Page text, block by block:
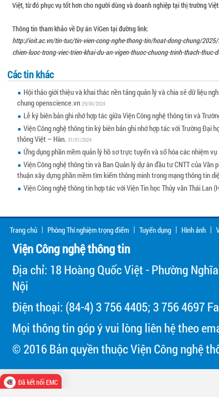
Việt, từ đó phục vụ tốt hơn cho người dùng và doanh nghiệp tại thị trường
Thông tin tham khảo về Dự án ViGen tại đường link:
http://ioit.ac.vn/tin-tuc/tin-vien-cong-nghe-thong-tin/hoat-dong-chung/
chien-luoc-trong-viec-trien-khai-du-an-vigen-thuoc-chuong-trinh-thach-thuc-
Các tin khác
Hội thảo giới thiệu và khai thác nền tảng quản lý và chia sẻ dữ liệu
chung openscience.vn 29/06/2024
Lễ ký biên bản ghi nhớ hợp tác giữa Viện Công nghệ thông tin và
Viện Công nghệ thông tin ký biên bản ghi nhớ hợp tác với Trường Đại
thông Việt – Hàn. 31/01/2024
Ứng dụng phần mềm quản lý hồ sơ trực tuyến và số hóa các nhiệm
Viện Công nghệ thông tin và Ban Quản lý dự án đầu tư CNTT của
thuận xây dựng phần mềm tìm kiếm thông minh trong mạng thông tin
Viện Công nghệ thông tin hợp tác với Viện Tin học Thủy văn Thái
Trang chủ Phòng Thí nghiệm trọng điểm Tuyển dụng Hình ảnh
Viện Công nghệ thông tin
Địa chỉ: 18 Hoàng Quốc Việt - Phường
Nội
Điện thoại: (84-4) 3 756 4405; 3 756 4697
Mọi thông tin góp ý vui lòng liên hệ theo
© 2016 Bản quyền thuộc Viện Công nghệ
Đã kết nối EMC